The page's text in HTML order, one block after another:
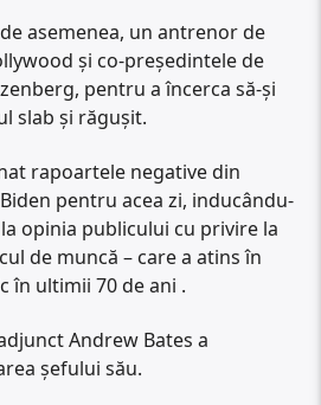
asemenea, un antrenor de
și co-președintele de
pentru a încerca să-și
slab și răgușit.
rapoartele negative din
pentru acea zi, inducându-
opinia publicului cu privire la
de muncă – care a atins în
în ultimii 70 de ani .
Andrew Bates a
șefului său.